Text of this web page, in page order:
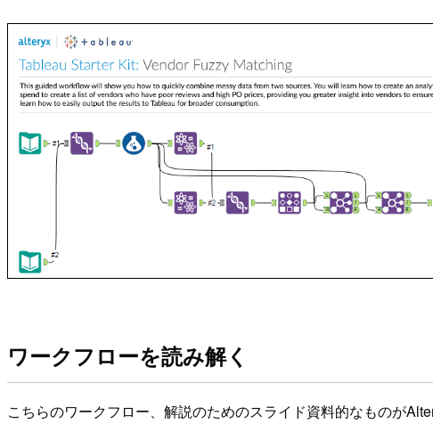
ワークフローを読み解く
こちらのワークフロー、解説のためのスライド資料的なものが